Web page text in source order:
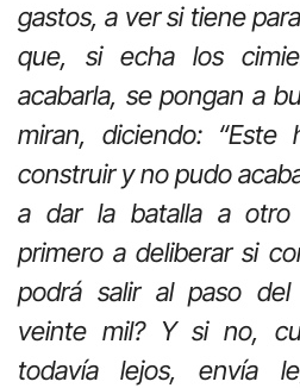
gastos, a ver si tiene
que, si echa los
acabarla, se pongan a
miran, diciendo: “Este
construir y no pudo
a dar la batalla a
primero a deliberar si
podrá salir al paso
veinte mil? Y si no,
todavía lejos, envía